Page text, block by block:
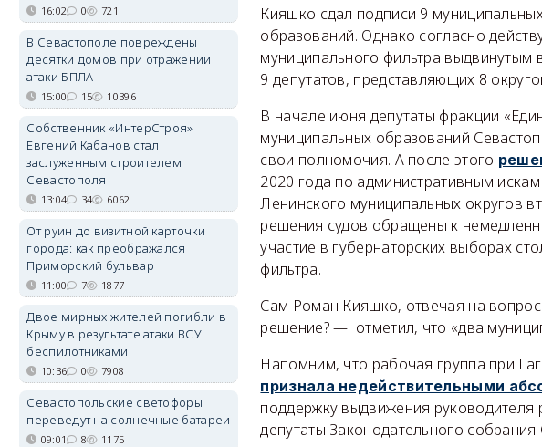
Кияшко сдал подписи 9
образований. Однако согласно
муниципального фильтра выдвинутым
9 депутатов, представляющих 8
В начале июня депутаты фракции
муниципальных образований
свои полномочия. А после этого
2020 года по административным
Ленинского муниципальных округов
решения судов обращены к
участие в губернаторских выборах
фильтра.
Сам Роман Кияшко, отвечая на
решение? — отметил, что «два
Напомним, что рабочая группа при
признала недействительными
поддержку выдвижения
депутаты Законодательного
16:02 0 721
В Севастополе повреждены
десятки домов при отражении
атаки БПЛА
15:00 15 10396
Собственник «ИнтерСтроя»
Евгений Кабанов стал
заслуженным строителем
Севастополя
13:04 34 6062
От руин до визитной карточки
города: как преображался
Приморский бульвар
11:00 7 1877
Двое мирных жителей погибли в
Крыму в результате атаки ВСУ
беспилотниками
10:36 0 7908
Севастопольские светофоры
переведут на солнечные батареи
09:01 8 1175